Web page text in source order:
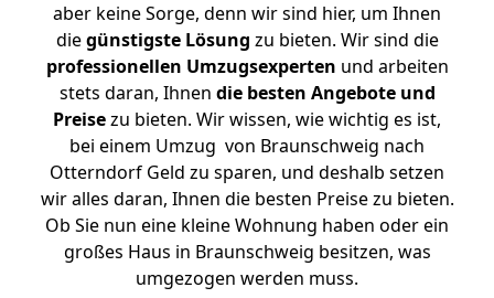
aber keine Sorge, denn wir sind hier, um Ihnen
diegünstigste Lösung zu bieten. Wir sind die
professionellen Umzugsexperten und arbeiten
stets daran, Ihnen die besten Angebote und
Preisezu bieten. Wir wissen, wie wichtig es ist,
bei einem Umzug von Braunschweig nach
Otterndorf Geld zu sparen, und deshalb setzen
wir alles daran, Ihnen die besten Preise zu bieten.
Ob Sie nun eine kleine Wohnung haben oder ein
großes Haus in Braunschweig besitzen, was
umgezogen werden muss.